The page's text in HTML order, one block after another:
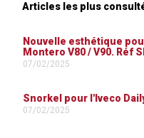
Articles les plus
Nouvelle esthétique
Montero V80 / V90. Réf
07/02/2025
Snorkel pour l'Iveco
07/02/2025